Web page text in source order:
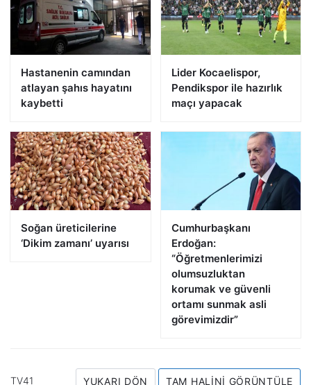
Hastanenin camından
atlayan şahıs hayatını
kaybetti
Lider Kocaelispor,
Pendikspor ile hazırlık
maçı yapacak
Soğan üreticilerine
‘Dikim zamanı’ uyarısı
Cumhurbaşkanı
Erdoğan:
“Öğretmenlerimizi
olumsuzluktan
korumak ve güvenli
ortamı sunmak asli
görevimizdir”
TV41 YUKARI DÖN TAM HALINI GÖRÜNTÜLE